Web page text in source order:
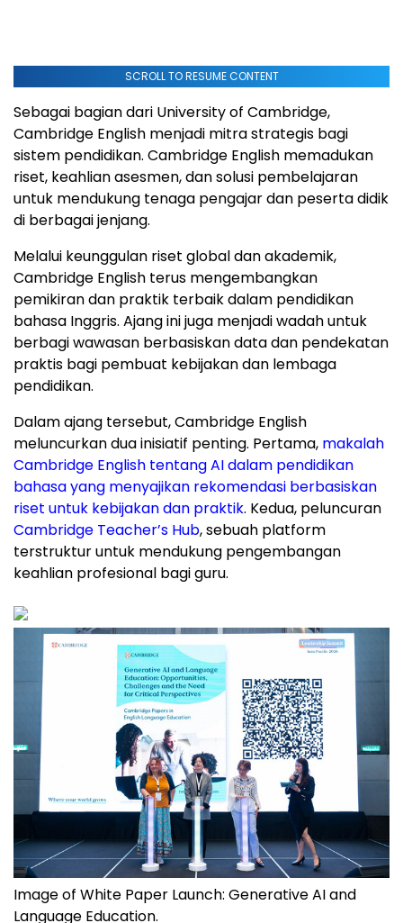
SCROLL TO RESUME CONTENT
Sebagai bagian dari University of Cambridge,
Cambridge English menjadi mitra strategis bagi
sistem pendidikan. Cambridge English memadukan
riset, keahlian asesmen, dan solusi pembelajaran
untuk mendukung tenaga pengajar dan peserta didik
di berbagai jenjang.
Melalui keunggulan riset global dan akademik,
Cambridge English terus mengembangkan
pemikiran dan praktik terbaik dalam pendidikan
bahasa Inggris. Ajang ini juga menjadi wadah untuk
berbagi wawasan berbasiskan data dan pendekatan
praktis bagi pembuat kebijakan dan lembaga
pendidikan.
Dalam ajang tersebut, Cambridge English
meluncurkan dua inisiatif penting. Pertama, makalah
Cambridge English tentang AI dalam pendidikan
bahasa yang menyajikan rekomendasi berbasiskan
riset untuk kebijakan dan praktik. Kedua, peluncuran
Cambridge Teacher’s Hub, sebuah platform
terstruktur untuk mendukung pengembangan
keahlian profesional bagi guru.
Image of White Paper Launch: Generative AI and
Language Education.